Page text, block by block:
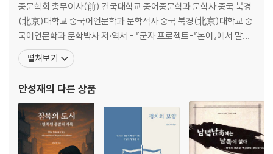
제7편 술이(述而)
있는 그대로 319
제8편 태백(泰伯)
제9편 자한(子罕)
양 끝을 잡아서 말할 뿐 393
제10편 향당(鄕黨)
중문학회 총무이사(前) 건국대학교 중어중문학과 문학사 중국 북경
(北京)대학교 중국어언문학과 문학석사 중국 북경(北京)대학교 중
국어언문학과 문학박사 저·역서 - 『군자 프로젝트-『논어』에서 말하
는 이 시대의 진정한 리더십』(2022, 어문학사) - 『2020 대한민국을
통합시킬 주역은 누구인가?-노자, 궁극의 리더십을 말하다』(2020,
(2017, 어문학사)
펼쳐보기
안성재의 다른 상품